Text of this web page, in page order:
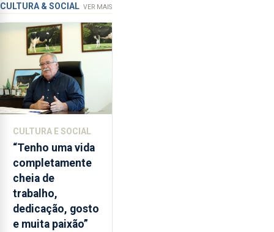
apanha
ilegal
lapas
2022
e
2026.
ilha
das
Flores
apresenta
um
“decréscimo
significativo”
instrumentos
CULTURA & SOCIAL VER MAIS
CULTURA E SOCIAL
“Tenho uma vida
completamente
cheia de
trabalho,
dedicação, gosto
e muita paixão”